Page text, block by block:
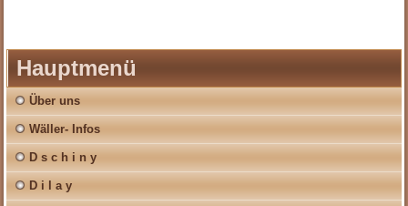
Hauptmenü
Über uns
Wäller- Infos
D s c h i n y
D i l a y